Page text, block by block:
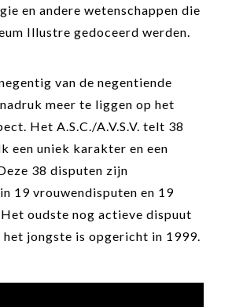
en andere wetenschappen die
Illustre gedoceerd werden.
van de negentiende
meer te liggen op het
Het A.S.C./A.V.S.V. telt 38
een uniek karakter en een
38 disputen zijn
19 vrouwendisputen en 19
oudste nog actieve dispuut
jongste is opgericht in 1999.